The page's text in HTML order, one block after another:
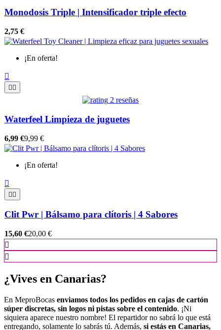
Monodosis Triple | Intensificador triple efecto
2,75 €
¡En oferta!

 
2 reseñas
Waterfeel Limpieza de juguetes
6,99 €9,99 €
¡En oferta!


Clit Pwr | Bálsamo para clítoris | 4 Sabores
15,60 €20,00 €


¿Vives en Canarias?
En MeproBocas enviamos todos los pedidos en cajas de cartón
súper discretas, sin logos ni pistas sobre el contenido. ¡Ni
siquiera aparece nuestro nombre! El repartidor no sabrá lo que está
entregando, solamente lo sabrás tú. Además, si estás en Canarias,